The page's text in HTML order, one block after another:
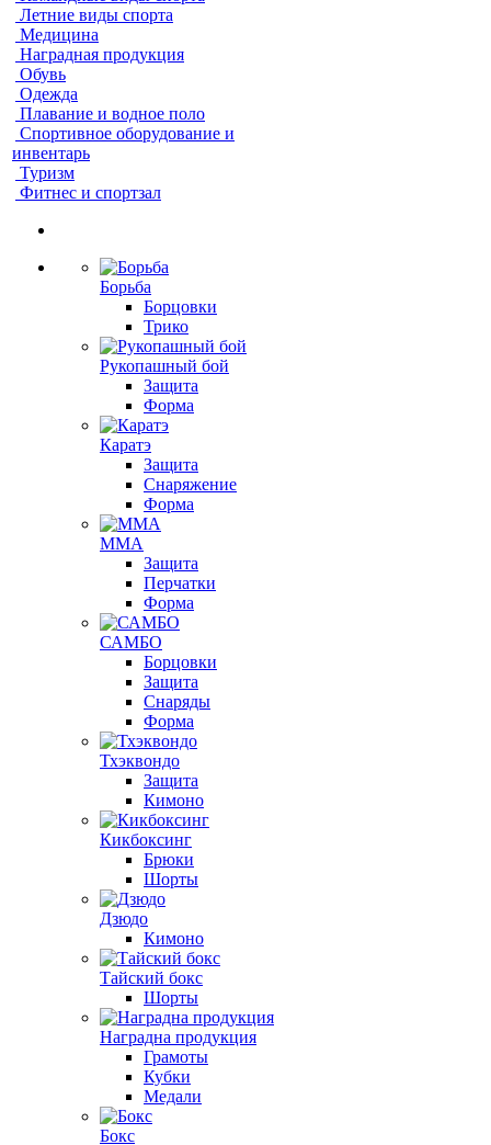
Летние виды спорта
Медицина
Наградная продукция
Обувь
Одежда
Плавание и водное поло
Спортивное оборудование и
инвентарь
Туризм
Фитнес и спортзал
Борьба
Борцовки
Трико
Рукопашный бой
Защита
Форма
Каратэ
Защита
Снаряжение
Форма
ММА
Защита
Перчатки
Форма
САМБО
Борцовки
Защита
Снаряды
Форма
Тхэквондо
Защита
Кимоно
Кикбоксинг
Брюки
Шорты
Дзюдо
Кимоно
Тайский бокс
Шорты
Наградна продукция
Грамоты
Кубки
Медали
Бокс